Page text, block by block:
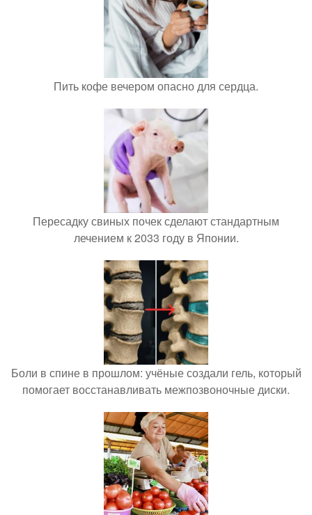
Пить кофе вечером опасно для сердца.
Пересадку свиных почек сделают стандартным
лечением к 2033 году в Японии.
Боли в спине в прошлом: учёные создали гель, который
помогает восстанавливать межпозвоночные диски.